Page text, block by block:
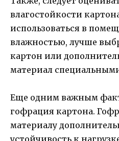
влагостойкости
использоваться в
влажностью, лучше
картон или
материал
Еще одним важным
гофрация картона.
материалу